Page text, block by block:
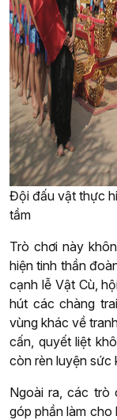
Đội đấu vật thực
tầm
Trò chơi này
hiện tinh thần
cạnh lễ Vật Cù,
hút các chàng
vùng khác về
cấn, quyết liệt
còn rèn luyện sức
Ngoài ra, các trò
góp phần làm